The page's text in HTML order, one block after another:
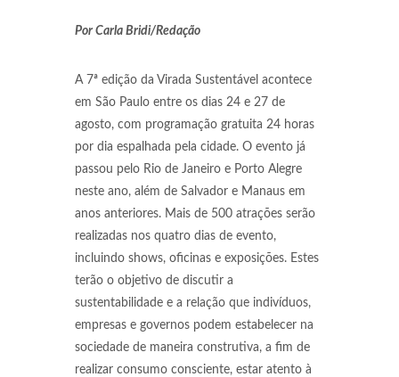
Por Carla Bridi/Redação
A 7ª edição da Virada Sustentável acontece
em São Paulo entre os dias 24 e 27 de
agosto, com programação gratuita 24 horas
por dia espalhada pela cidade. O evento já
passou pelo Rio de Janeiro e Porto Alegre
neste ano, além de Salvador e Manaus em
anos anteriores. Mais de 500 atrações serão
realizadas nos quatro dias de evento,
incluindo shows, oficinas e exposições. Estes
terão o objetivo de discutir a
sustentabilidade e a relação que indivíduos,
empresas e governos podem estabelecer na
sociedade de maneira construtiva, a fim de
realizar consumo consciente, estar atento à